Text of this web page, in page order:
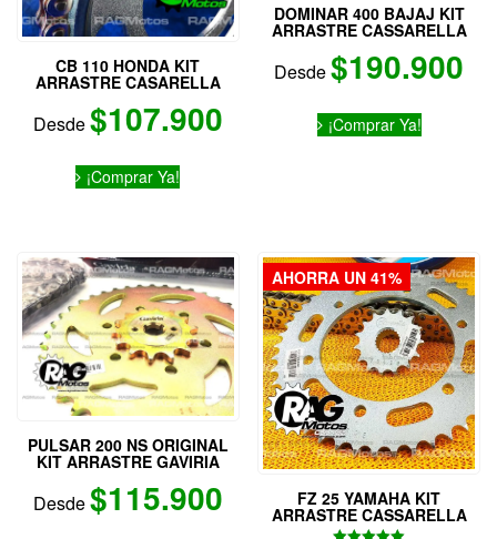
CB 110 HONDA KIT
ARRASTRE CASARELLA
Desde$107.900
¡Comprar Ya!
Este
Las
opciones
se
pueden
elegir
en
la
de
producto
DOMINAR 400 BAJAJ KIT
ARRASTRE CASSARELLA
Desde$190.900
¡Comprar Ya!producto
se
pueden
elegir
en
la
página
de
producto
PULSAR 200 NS ORIGINAL
KIT ARRASTRE GAVIRIA
Desde$115.900
AHORRA UN 41%
FZ 25 YAMAHA KIT
ARRASTRE CASSARELLA